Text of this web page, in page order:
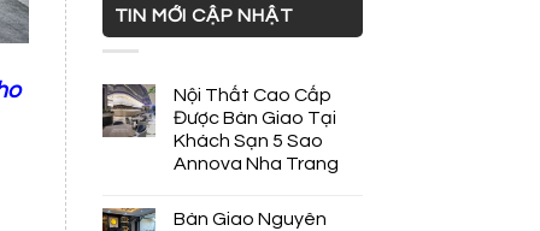
TIN MỚI CẬP NHẬT
Nội Thất Cao Cấp
Được Bàn Giao Tại
Khách Sạn 5 Sao
Annova Nha Trang
Bàn Giao Nguyên